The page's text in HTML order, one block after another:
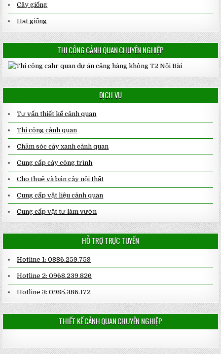
Cây giống
Hạt giống
THI CÔNG CẢNH QUAN CHUYÊN NGHIỆP
DỊCH VỤ
Tư vấn thiết kế cảnh quan
Thi công cảnh quan
Chăm sóc cây xanh cảnh quan
Cung cấp cây công trình
Cho thuê và bán cây nội thất
Cung cấp vật liệu cảnh quan
Cung cấp vật tư làm vườn
HỖ TRỢ TRỰC TUYẾN
Hotline 1: 0886.259.759
Hotline 2: 0968.239.826
Hotline 3: 0985.386.172
THIẾT KẾ CẢNH QUAN CHUYÊN NGHIỆP